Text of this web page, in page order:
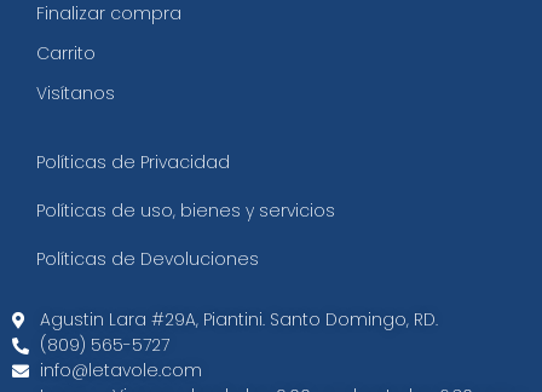
Finalizar compra
Carrito
Visítanos
Políticas de Privacidad
Políticas de uso, bienes y servicios
Políticas de Devoluciones
Agustin Lara #29A, Piantini. Santo Domingo, RD.​
(809) 565-5727
info@letavole.com